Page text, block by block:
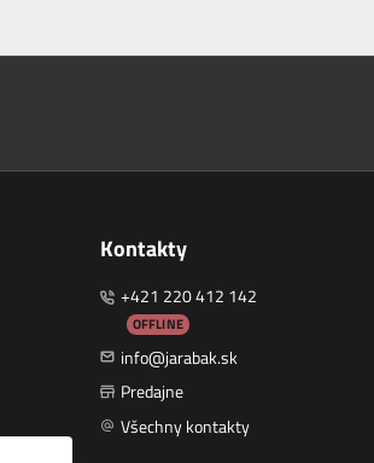
Kontakty
+421 220 412 142
OFFLINE
info@jarabak.sk
Predajne
Všechny kontakty